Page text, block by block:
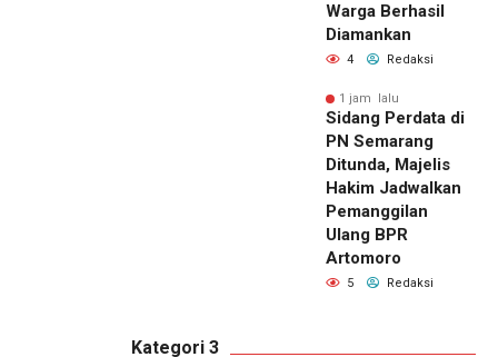
Warga Berhasil
Diamankan
4 Redaksi
1 jam lalu
Sidang Perdata di
PN Semarang
Ditunda, Majelis
Hakim Jadwalkan
Pemanggilan
Ulang BPR
Artomoro
5 Redaksi
Kategori 3